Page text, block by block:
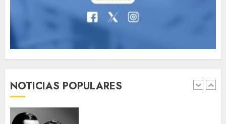
NOTICIAS POPULARES
MAYO 16, 2024
1
Searching for the
forgotten heroes of World
MAYO 14, 2024